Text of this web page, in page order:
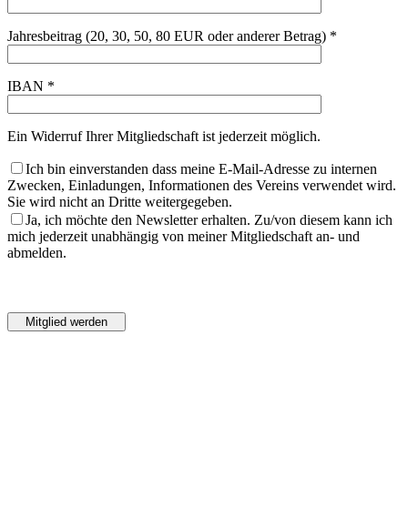
Jahresbeitrag (20, 30, 50, 80 EUR oder anderer Betrag) *
IBAN *
Ein Widerruf Ihrer Mitgliedschaft ist jederzeit möglich.
Ich bin einverstanden dass meine E-Mail-Adresse zu internen
Zwecken, Einladungen, Informationen des Vereins verwendet wird.
Sie wird nicht an Dritte weitergegeben.
Ja, ich möchte den Newsletter erhalten. Zu/von diesem kann ich
mich jederzeit unabhängig von meiner Mitgliedschaft an- und
abmelden.
dieses
Feld
lasse
dieses